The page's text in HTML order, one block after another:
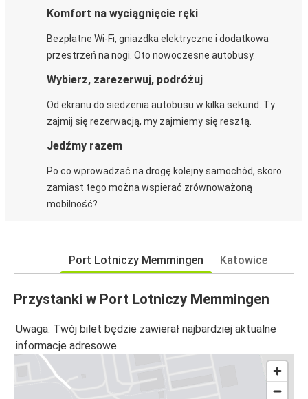
Komfort na wyciągnięcie ręki
Bezpłatne Wi-Fi, gniazdka elektryczne i dodatkowa
przestrzeń na nogi. Oto nowoczesne autobusy.
Wybierz, zarezerwuj, podróżuj
Od ekranu do siedzenia autobusu w kilka sekund. Ty
zajmij się rezerwacją, my zajmiemy się resztą.
Jedźmy razem
Po co wprowadzać na drogę kolejny samochód, skoro
zamiast tego można wspierać zrównoważoną
mobilność?
Port Lotniczy Memmingen Katowice
Przystanki w Port Lotniczy Memmingen
Uwaga: Twój bilet będzie zawierał najbardziej aktualne
informacje adresowe.